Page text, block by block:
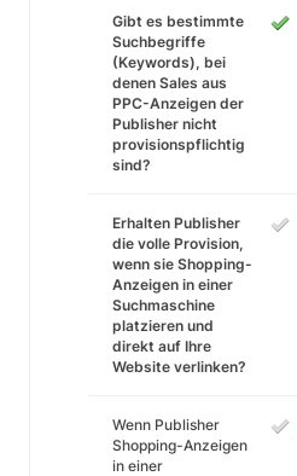
Gibt es bestimmte
Suchbegriffe
(Keywords), bei
denen Sales aus
PPC-Anzeigen der
Publisher nicht
provisionspflichtig
sind?
Erhalten Publisher
die volle Provision,
wenn sie Shopping-
Anzeigen in einer
Suchmaschine
platzieren und
direkt auf Ihre
Website verlinken?
Wenn Publisher
Shopping-Anzeigen
in einer